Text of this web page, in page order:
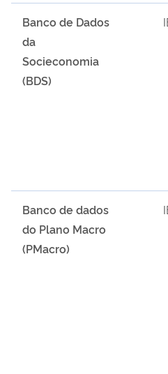
Banco de Dados
da
Socieconomia
(BDS)
Banco de dados
do Plano Macro
(PMacro)